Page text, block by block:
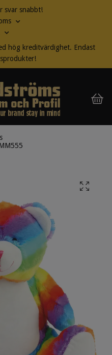
svar snabbt!
hög kreditvärdighet. Endast